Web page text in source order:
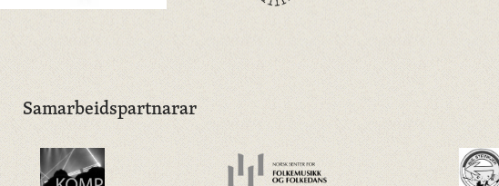
Samarbeidspartnarar